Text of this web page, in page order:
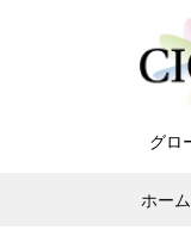
グロ
ホーム